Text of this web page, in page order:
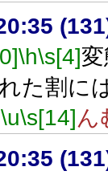
\h\s[4]
た割に
\u\s[14]ん